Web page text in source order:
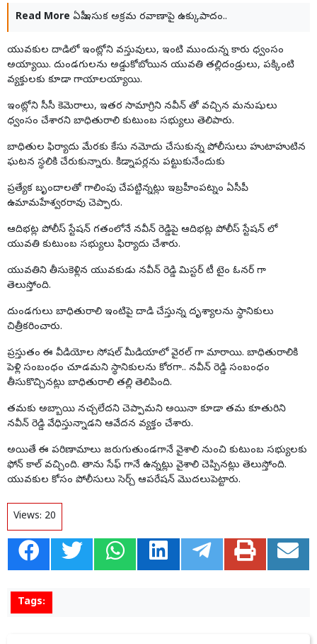
Read More ఏపీ ఇసుక అక్రమ రవాణాపై ఉక్కుపాదం..
యువకుల దాడిలో ఇంట్లోని వస్తువులు, ఇంటి ముందున్న కారు ధ్వంసం
అయ్యాయి. దుండగులను అడ్డుకోబోయిన యువతి తల్లిదండ్రులు, పక్కింటి
వ్యక్తులకు కూడా గాయాలయ్యాయి.
ఇంట్లోని సీసీ కెమెరాలు, ఇతర సామాగ్రిని నవీన్ తో వచ్చిన మనుషులు
ధ్వంసం చేశారని బాధితురాలి కుటుంబ సభ్యులు తెలిపారు.
బాధితుల ఫిర్యాదు మేరకు కేసు నమోదు చేసుకున్న పోలీసులు హుటాహుటిన
ఘటన స్థలికి చేరుకున్నారు. కిడ్నాపర్లను పట్టుకునేందుకు
ప్రత్యేక బృందాలతో గాలింపు చేపట్టిన్నట్లు ఇబ్రహీంపట్నం ఏసీపీ
ఉమామహేశ్వరరావు చెప్పారు.
ఆదిభట్ల పోలీస్ స్టేషన్ గతంలోనే నవీన్ రెడ్డిపై ఆదిభట్ల పోలీస్ స్టేషన్ లో
యువతి కుటుంబ సభ్యులు ఫిర్యాదు చేశారు.
యువతిని తీసుకెళ్లిన యువకుడు నవీన్ రెడ్డి మిస్టర్ టీ టైం ఓనర్ గా
తెలుస్తోంది.
దుండగులు బాధితురాలి ఇంటిపై దాడి చేస్తున్న దృశ్యాలను స్థానికులు
చిత్రీకరించారు.
ప్రస్తుతం ఈ వీడియోల సోషల్ మీడియాలో వైరల్ గా మారాయి. బాధితురాలికి
పెళ్లి సంబంధం చూడమని స్థానికులను కోరగా.. నవీన్ రెడ్డి సంబంధం
తీసుకొచ్చినట్లు బాధితురాలి తల్లి తెలిపింది.
తమకు అబ్బాయి నచ్చలేదని చెప్పామని అయినా కూడా తమ కూతురిని
నవీన్ రెడ్డి వేధిస్తున్నాడని ఆవేదన వ్యక్తం చేశారు.
అయితే ఈ పరిణామాలు జరుగుతుండగానే వైశాలి నుంచి కుటుంబ సభ్యులకు
ఫోన్ కాల్ వచ్చింది. తాను సేఫ్ గానే ఉన్నట్లు వైశాలి చెప్పినట్లు తెలుస్తోంది.
యువకుల కోసం పోలీసులు సెర్చ్ ఆపరేషన్ మొదలుపెట్టారు.
Views: 20
Tags: